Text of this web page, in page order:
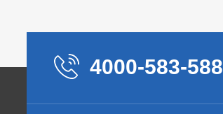
4000-583-588